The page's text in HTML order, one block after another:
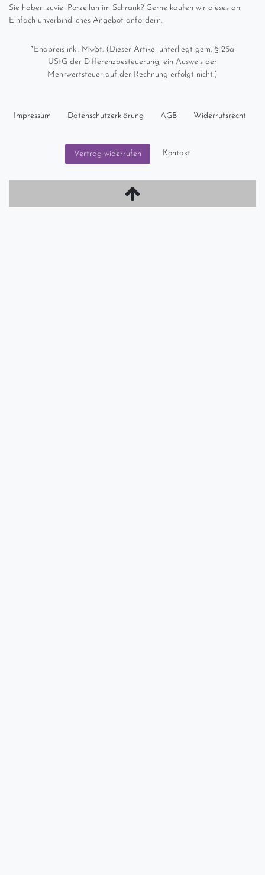
Sie haben zuviel Porzellan im Schrank? Gerne kaufen wir dieses an.
Einfach unverbindliches Angebot anfordern.
*Endpreis inkl. MwSt. (Dieser Artikel unterliegt gem. § 25a
UStG der Differenzbesteuerung, ein Ausweis der
Mehrwertsteuer auf der Rechnung erfolgt nicht.)
Impressum Daten­schutz­erklärung AGB Widerrufs­recht
Vertrag widerrufen Kontakt